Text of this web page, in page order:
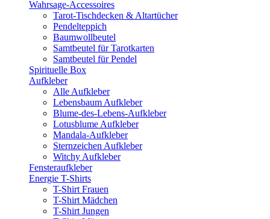
Wahrsage-Accessoires
Tarot-Tischdecken & Altartücher
Pendelteppich
Baumwollbeutel
Samtbeutel für Tarotkarten
Samtbeutel für Pendel
Spirituelle Box
Aufkleber
Alle Aufkleber
Lebensbaum Aufkleber
Blume-des-Lebens-Aufkleber
Lotusblume Aufkleber
Mandala-Aufkleber
Sternzeichen Aufkleber
Witchy Aufkleber
Fensteraufkleber
Energie T-Shirts
T-Shirt Frauen
T-Shirt Mädchen
T-Shirt Jungen